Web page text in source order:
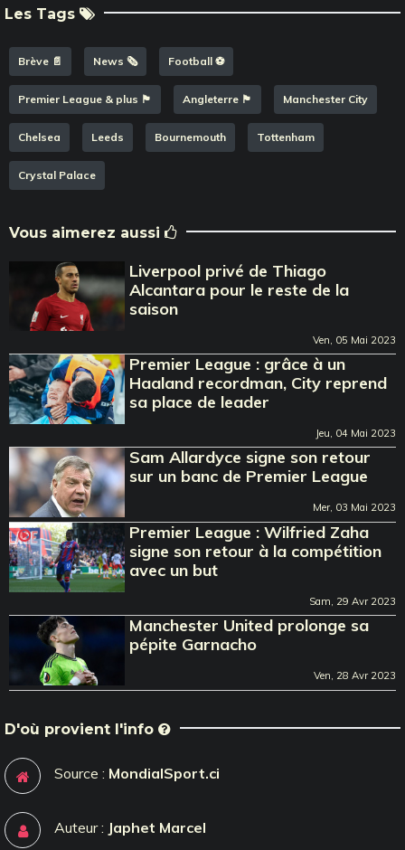
Les Tags
Brève 📄 News 🗞️ Football ⚽️
Premier League & plus 🏴󠁧󠁢󠁥󠁮󠁧󠁿 Angleterre 🏴󠁧󠁢󠁥󠁮󠁧󠁿 Manchester City
Chelsea Leeds Bournemouth Tottenham
Crystal Palace
Vous aimerez aussi
Liverpool privé de Thiago
Alcantara pour le reste de la
saison
Ven, 05 Mai 2023
Premier League : grâce à un
Haaland recordman, City reprend
sa place de leader
Jeu, 04 Mai 2023
Sam Allardyce signe son retour
sur un banc de Premier League
Mer, 03 Mai 2023
Premier League : Wilfried Zaha
signe son retour à la compétition
avec un but
Sam, 29 Avr 2023
Manchester United prolonge sa
pépite Garnacho
Ven, 28 Avr 2023
D'où provient l'info
Source : MondialSport.ci
Auteur : Japhet Marcel